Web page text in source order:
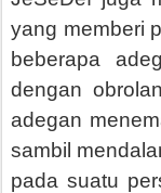
yang memberi
beberapa
dengan
adegan
sambil
pada suatu